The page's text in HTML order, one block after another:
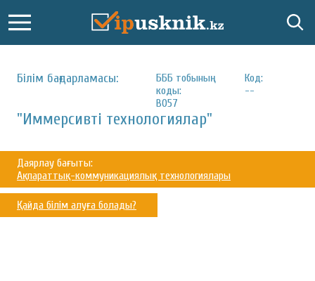
Білім бағдарламасы:
БББ тобының
коды:
B057
Код:
--
"Иммерсивті технологиялар"
Даярлау бағыты:
Ақпараттық-коммуникациялық технологиялары
Қайда білім алуға болады?